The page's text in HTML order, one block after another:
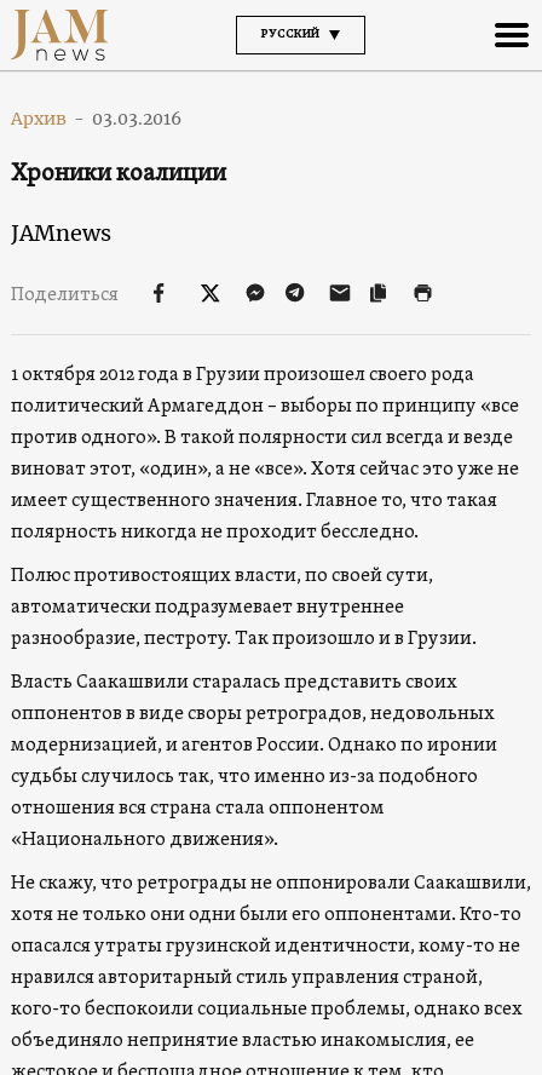
РУССКИЙ
Архив - 03.03.2016
Хроники коалиции
JAMnews
Поделиться
1 октября 2012 года в Грузии произошел своего рода
политический Армагеддон – выборы по принципу «все
против одного». В такой полярности сил всегда и везде
виноват этот, «один», а не «все». Хотя сейчас это уже не
имеет существенного значения. Главное то, что такая
полярность никогда не проходит бесследно.
Полюс противостоящих власти, по своей сути,
автоматически подразумевает внутреннее
разнообразие, пестроту. Так произошло и в Грузии.
Власть Саакашвили старалась представить своих
оппонентов в виде своры ретроградов, недовольных
модернизацией, и агентов России. Однако по иронии
судьбы случилось так, что именно из-за подобного
отношения вся страна стала оппонентом
«Национального движения».
Не скажу, что ретрограды не оппонировали Саакашвили,
хотя не только они одни были его оппонентами. Кто-то
опасался утраты грузинской идентичности, кому-то не
нравился авторитарный стиль управления страной,
кого-то беспокоили социальные проблемы, однако всех
объединяло непринятие властью инакомыслия, ее